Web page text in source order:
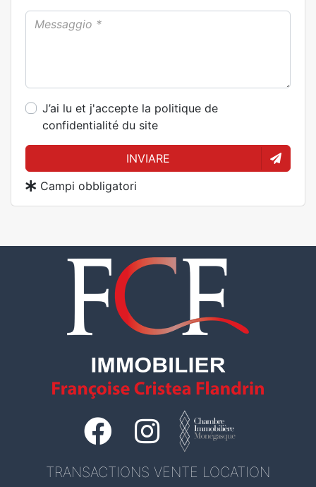
J’ai lu et j'accepte la politique de
confidentialité du site
INVIARE
Campi obbligatori
TRANSACTIONS VENTE LOCATION